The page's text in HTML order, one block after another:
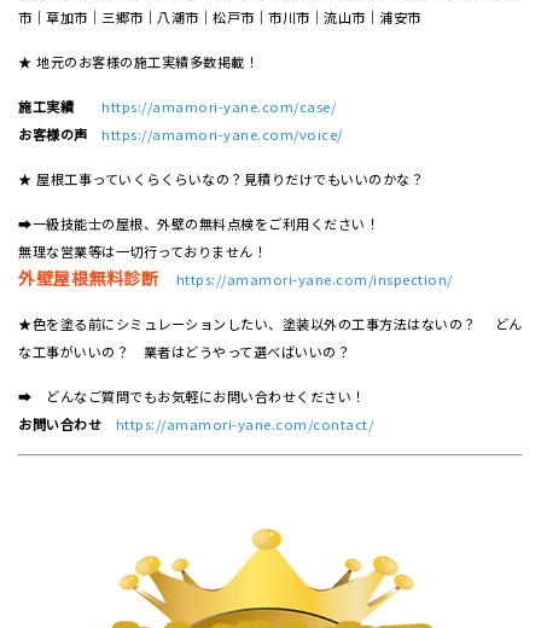
市｜草加市｜三郷市｜八潮市｜松⼾市｜市川市｜流⼭市｜浦安市
★ 地元のお客様の施工実績多数掲載！
施工実績
https://amamori-yane.com/case/
お客様の声
https://amamori-yane.com/voice/
★ 屋根工事っていくらくらいなの？見積りだけでもいいのかな？
➡一級技能士の屋根、外壁の無料点検をご利用ください！
無理な営業等は一切行っておりません！
外壁屋根無料診断 https://amamori-yane.com/inspection/
★色を塗る前にシミュレーションしたい、塗装以外の工事方法はないの？ どん
な工事がいいの？ 業者はどうやって選べばいいの？
➡ どんなご質問でもお気軽にお問い合わせください！
お問い合わせ
https://amamori-yane.com/contact/